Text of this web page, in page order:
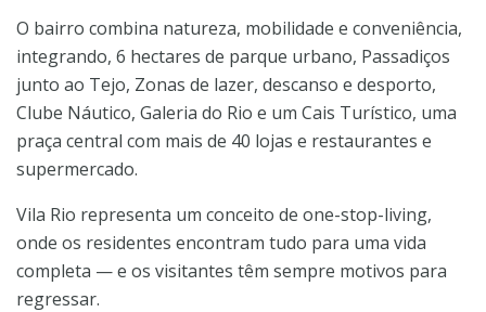
O bairro combina natureza, mobilidade e conveniência,
integrando, 6 hectares de parque urbano, Passadiços
junto ao Tejo, Zonas de lazer, descanso e desporto,
Clube Náutico, Galeria do Rio e um Cais Turístico, uma
praça central com mais de 40 lojas e restaurantes e
supermercado.
Vila Rio representa um conceito de one-stop-living,
onde os residentes encontram tudo para uma vida
completa — e os visitantes têm sempre motivos para
regressar.